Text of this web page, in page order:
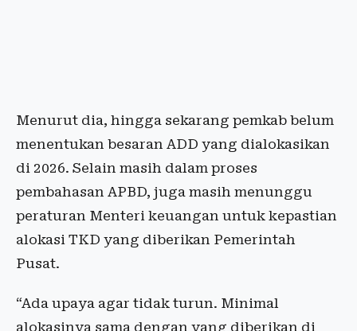
Menurut dia, hingga sekarang pemkab belum
menentukan besaran ADD yang dialokasikan
di 2026. Selain masih dalam proses
pembahasan APBD, juga masih menunggu
peraturan Menteri keuangan untuk kepastian
alokasi TKD yang diberikan Pemerintah
Pusat.
“Ada upaya agar tidak turun. Minimal
alokasinya sama dengan yang diberikan di